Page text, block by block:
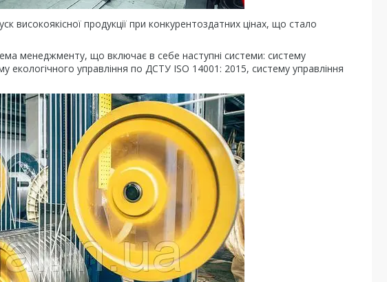
продукції при конкурентоздатних цінах, що стало
менеджменту, що включає в себе наступні системи: систему
управління по ДСТУ ISO 14001: 2015, систему управління